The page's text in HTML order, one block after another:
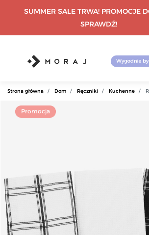
SUMMER SALE TRWA! PROMOCJE
SPRAWDŹ!
Strona główna Dom Ręczniki Kuchenne
Promocja